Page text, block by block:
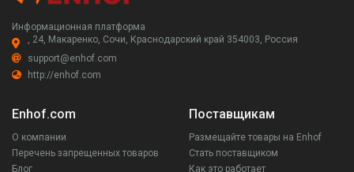
Информационная платформа
, 24, Макаренко, Сочи, Краснодарский край 354003, Россия
support@enhof.com
http://enhof.com
Enhof.com
О компании
Перечень запрещенных товаров
Блог
Поставщикам
Размещайте товары на Enhof
Стать поставщиком
Как это работает